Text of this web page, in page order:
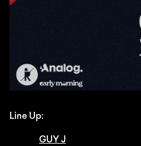
Line Up:
GUY J